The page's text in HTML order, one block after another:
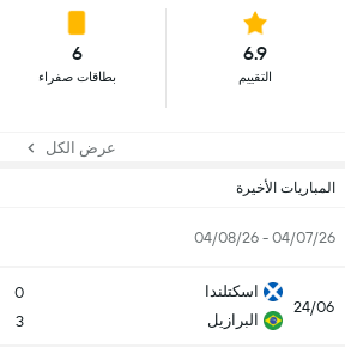
6.9
التقييم
6
بطاقات صفراء
عرض الكل
المباريات الأخيرة
04/07/26 - 04/08/26
24/06
اسكتلندا
البرازيل
0
3